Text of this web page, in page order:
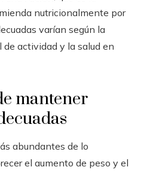
nutricionalmente por
varían según la
de actividad y la salud en
mantener
abundantes de lo
el aumento de peso y el